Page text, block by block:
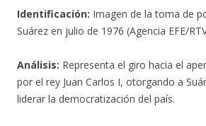
Identificación: Imagen de la toma de
Suárez en julio de 1976 (Agencia EFE/
Análisis: Representa el giro hacia el
por el rey Juan Carlos I, otorgando a
liderar la democratización del país.